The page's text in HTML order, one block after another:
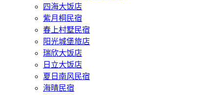
四海大饭店
紫月桐民宿
春上村墅民宿
阳光城堡旅店
瑞欣大饭店
日立大饭店
夏日南风民宿
海晴民宿